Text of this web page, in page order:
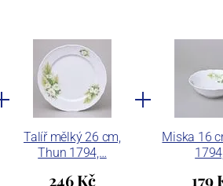
Talíř mělký 26 cm,
Thun 1794,…
246 Kč
Miska 16
179